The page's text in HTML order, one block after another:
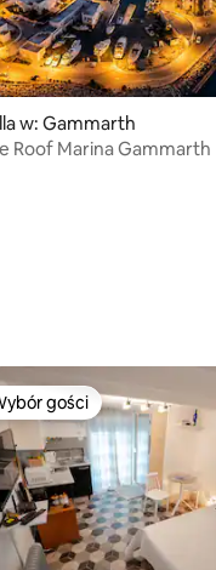
na 5, liczba recenzji: 33
w: Gammarth
Roof Marina Gammarth
gości
gości